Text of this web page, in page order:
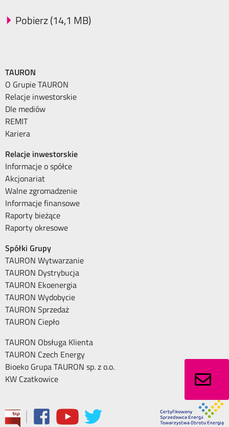
Pobierz (14,1 MB)
TAURON
O Grupie TAURON
Relacje inwestorskie
Dle mediów
REMIT
Kariera
Relacje inwestorskie
Informacje o spółce
Akcjonariat
Walne zgromadzenie
Informacje finansowe
Raporty bieżące
Raporty okresowe
Spółki Grupy
TAURON Wytwarzanie
TAURON Dystrybucja
TAURON Ekoenergia
TAURON Wydobycie
TAURON Sprzedaż
TAURON Ciepło
TAURON Obsługa Klienta
TAURON Czech Energy
Bioeko Grupa TAURON sp. z o.o.
KW Czatkowice
|